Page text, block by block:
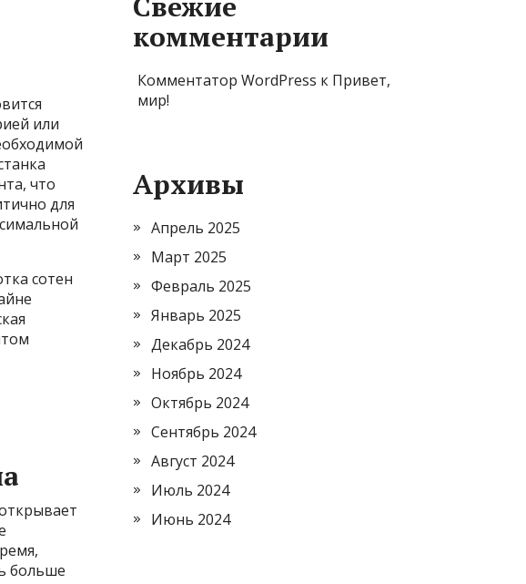
или
что
для
сотен
больше
комментарии
Комментатор WordPress к Привет,
мир!
Архивы
Апрель 2025
Март 2025
Февраль 2025
Январь 2025
Декабрь 2024
Ноябрь 2024
Октябрь 2024
Сентябрь 2024
Август 2024
Июль 2024
Июнь 2024